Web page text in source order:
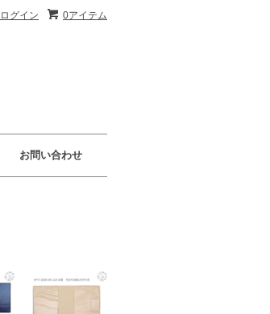
0アイテム
ログイン
お問い合わせ